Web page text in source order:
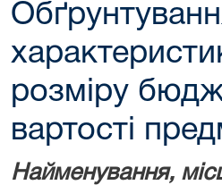
розміру
вартості
Найменування,